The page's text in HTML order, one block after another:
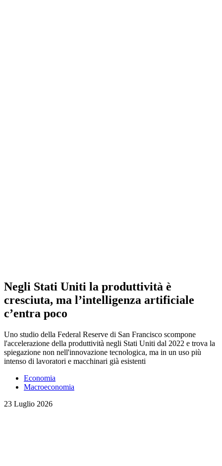
Negli Stati Uniti la produttività è
cresciuta, ma l’intelligenza artificiale
c’entra poco
Uno studio della Federal Reserve di San Francisco scompone
l'accelerazione della produttività negli Stati Uniti dal 2022 e trova la
spiegazione non nell'innovazione tecnologica, ma in un uso più
intenso di lavoratori e macchinari già esistenti
Economia
Macroeconomia
23 Luglio 2026